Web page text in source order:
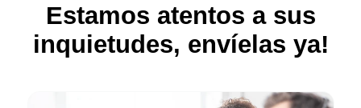
Estamos atentos a sus
inquietudes, envíelas ya!